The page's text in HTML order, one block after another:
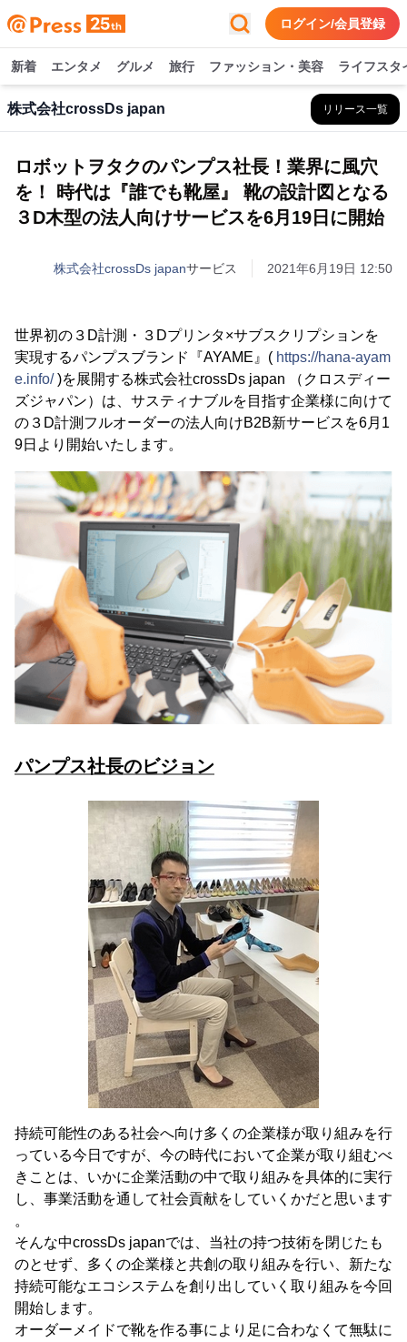
ログイン/会員登録
新着 エンタメ グルメ 旅行 ファッション・美容 ライフスタ
株式会社crossDs japan リリース一覧
ロボットヲタクのパンプス社長！業界に風穴
を！ 時代は『誰でも靴屋』 靴の設計図となる
３D木型の法人向けサービスを6月19日に開始
株式会社crossDs japanサービス 2021年6月19日 12:50
世界初の３D計測・３Dプリンタ×サブスクリプションを
実現するパンプスブランド『AYAME』( https://hana-ayam
e.info/)を展開する株式会社crossDs japan （クロスディー
ズジャパン）は、サスティナブルを目指す企業様に向けて
の３D計測フルオーダーの法人向けB2B新サービスを6月1
9日より開始いたします。
パンプス社長のビジョン
持続可能性のある社会へ向け多くの企業様が取り組みを行
っている今日ですが、今の時代において企業が取り組むべ
きことは、いかに企業活動の中で取り組みを具体的に実行
し、事業活動を通して社会貢献をしていくかだと思います
。
そんな中crossDs japanでは、当社の持つ技術を閉じたも
のとせず、多くの企業様と共創の取り組みを行い、新たな
持続可能なエコシステムを創り出していく取り組みを今回
開始します。
オーダーメイドで靴を作る事により足に合わなくて無駄に